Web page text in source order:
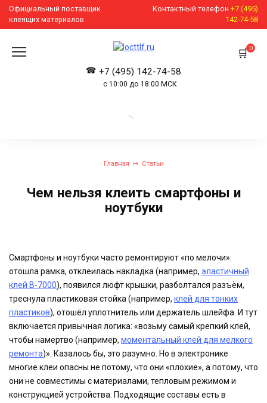
Перейти
содержанию
Официальный поставщик
клеящих материалов
Контактный телефон +7 (495)
142-74-58
+7 (495) 142-74-58
с 10:00 до 18:00 МСК
0
Главная Статьи
Чем нельзя клеить смартфоны и
ноутбуки
Смартфоны и ноутбуки часто ремонтируют «по мелочи»:
отошла рамка, отклеилась накладка (например, эластичный
клей B-7000), появился люфт крышки, разболтался разъём,
треснула пластиковая стойка (например, клей для тонких
пластиков), отошёл уплотнитель или держатель шлейфа. И тут
включается привычная логика: «возьму самый крепкий клей,
чтобы намертво (например, моментальный клей для мелкого
ремонта)». Казалось бы, это разумно. Но в электронике
многие клеи опасны не потому, что они «плохие», а потому, что
они не совместимы с материалами, тепловым режимом и
конструкцией устройства. Подходящие составы есть в